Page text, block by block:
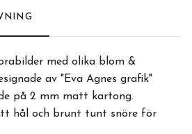
med olika blom &
av "Eva Agnes grafik"
på 2 mm matt kartong.
hål och brunt tunt snöre för